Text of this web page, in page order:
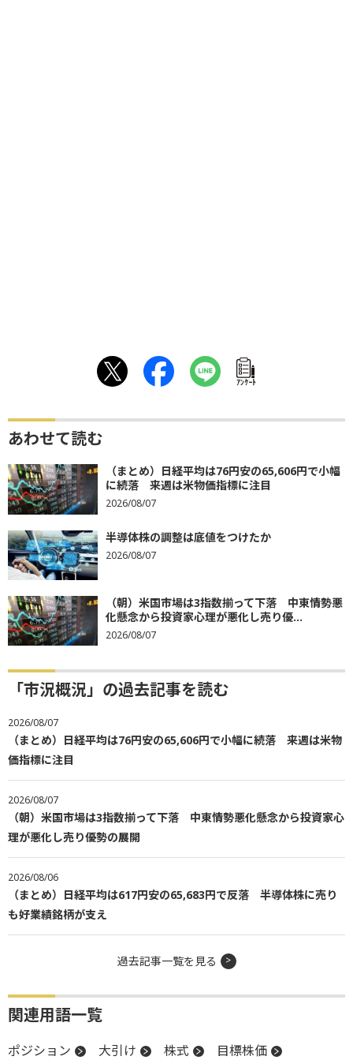
ｱﾝｹｰﾄ
あわせて読む
（まとめ）日経平均は76円安の65,606円で小幅
に続落 来週は米物価指標に注目
2026/08/07
半導体株の調整は底値をつけたか
2026/08/07
（朝）米国市場は3指数揃って下落 中東情勢悪
化懸念から投資家心理が悪化し売り優...
2026/08/07
「市況概況」の過去記事を読む
2026/08/07
（まとめ）日経平均は76円安の65,606円で小幅に続落 来週は米物
価指標に注目
2026/08/07
（朝）米国市場は3指数揃って下落 中東情勢悪化懸念から投資家心
理が悪化し売り優勢の展開
2026/08/06
（まとめ）日経平均は617円安の65,683円で反落 半導体株に売り
も好業績銘柄が支え
過去記事一覧を見る
関連用語一覧
ポジション 大引け 株式
目標株価